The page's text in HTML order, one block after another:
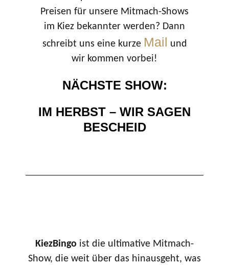
Preisen für unsere Mitmach-Shows
im Kiez bekannter werden? Dann
schreibt uns eine kurze Mail und
wir kommen vorbei!
NÄCHSTE SHOW:
IM HERBST – WIR SAGEN
BESCHEID
KiezBingo ist die ultimative Mitmach-
Show, die weit über das hinausgeht, was